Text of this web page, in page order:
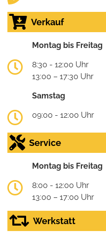
Verkauf
Montag bis Freitag
8:30 - 12:00 Uhr
13:00 – 17:30 Uhr
Samstag
09:00 - 12:00 Uhr
Service
Montag bis Freitag
8:00 - 12:00 Uhr
13:00 – 17:00 Uhr
Werkstatt